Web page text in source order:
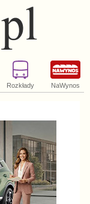
Rozkłady NaWynos